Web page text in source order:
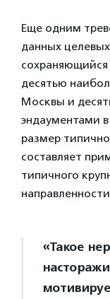
Еще одним
данных
десятью
Москвы и
эндаументами
размер
составляет
типичного
«Такое